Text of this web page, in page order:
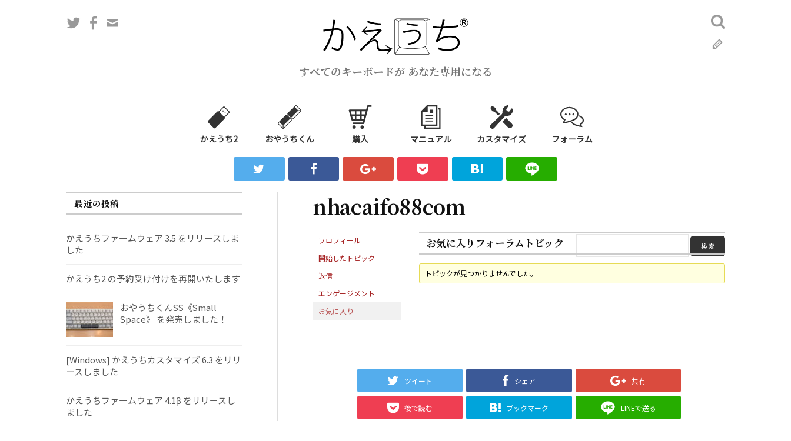
ス
すべてのキーボードが あなた専用になる
TwitterFacebook
検
索:
かえうち2 おやうちくん 購入 マニュアル カスタマイズ フォーラム
nhacaifo88com
プロフィール
開始したトピック
返信
エンゲージメント
お気に入り
お気に入りフォーラムトピック
トピックが見つかりませんでした。
ツイート シェア 共有
後で読む ブックマーク LINEで送る
最近の投稿
かえうちファームウェア 3.5 をリリースしま
した
かえうち2 の予約受け付けを再開いたします
おやうちくんSS《Small
Space》 を発売しました！
[Windows] かえうちカスタマイズ 6.3 をリリ
ースしました
かえうちファームウェア 4.1β をリリースし
ました